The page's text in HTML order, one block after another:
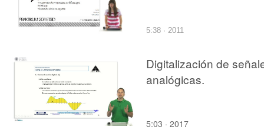
5:38 · 2011
Digitalización de
analógicas.
5:03 · 2017